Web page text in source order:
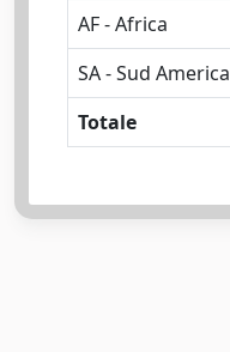
AF - Africa
SA - Sud America
Totale